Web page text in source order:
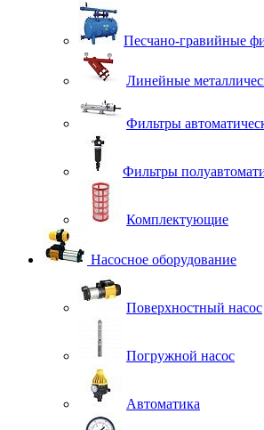
Песчано-гравийные
Линейные
Фильтры
Фильтры
Комплектующие
Насосное оборудование
Поверхностный насос
Погружной насос
Автоматика